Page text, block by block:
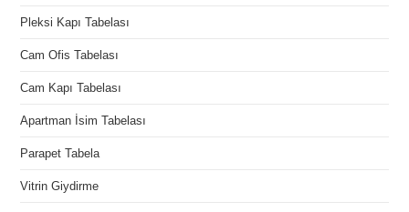
Pleksi Kapı Tabelası
Cam Ofis Tabelası
Cam Kapı Tabelası
Apartman İsim Tabelası
Parapet Tabela
Vitrin Giydirme